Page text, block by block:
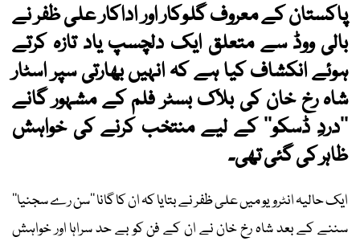
پاکستان کے معروف گلوکار اور اداکار علی ظفر نے
بالی ووڈ سے متعلق ایک دلچسپ یاد تازہ کرتے
ہوئے انکشاف کیا ہے کہ انہیں بھارتی سپر اسٹار
شاہ رخ خان کی بلاک بسٹر فلم کے مشہور گانے
’’دردِ ڈسکو‘‘ کے لیے منتخب کرنے کی خواہش
ظاہر کی گئی تھی۔
ایک حالیہ انٹرویو میں علی ظفر نے بتایا کہ ان کا گانا ’’سن رے سجنیا‘‘
سننے کے بعد شاہ رخ خان نے ان کے فن کو بے حد سراہا اور خواہش